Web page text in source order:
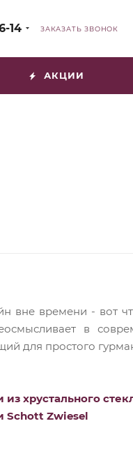
14 ЗАКАЗАТЬ ЗВОНОК
АКЦИИ
вне времени - вот
в
для простого
хрустального
Schott Zwiesel